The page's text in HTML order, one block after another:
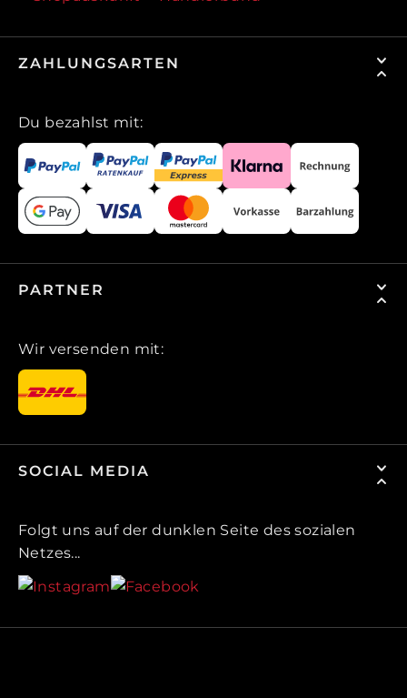
ZAHLUNGSARTEN
Du bezahlst mit:
PARTNER
Wir versenden mit:
SOCIAL MEDIA
Folgt uns auf der dunklen Seite des sozialen
Netzes...